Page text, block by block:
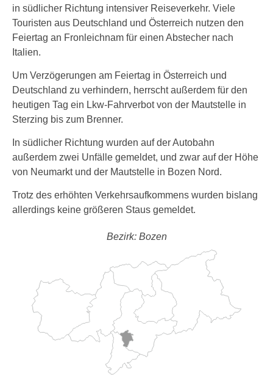
in südlicher Richtung intensiver Reiseverkehr. Viele
Touristen aus Deutschland und Österreich nutzen den
Feiertag an Fronleichnam für einen Abstecher nach
Italien.
Um Verzögerungen am Feiertag in Österreich und
Deutschland zu verhindern, herrscht außerdem für den
heutigen Tag ein Lkw-Fahrverbot von der Mautstelle in
Sterzing bis zum Brenner.
In südlicher Richtung wurden auf der Autobahn
außerdem zwei Unfälle gemeldet, und zwar auf der Höhe
von Neumarkt und der Mautstelle in Bozen Nord.
Trotz des erhöhten Verkehrsaufkommens wurden bislang
allerdings keine größeren Staus gemeldet.
Bezirk: Bozen